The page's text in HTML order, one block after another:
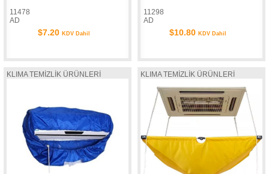
11478
AD
$7.20 KDV Dahil
11298
AD
$10.80 KDV Dahil
KLIMA TEMİZLİK ÜRÜNLERİ KLIMA TEMİZLİK ÜRÜNLERİ